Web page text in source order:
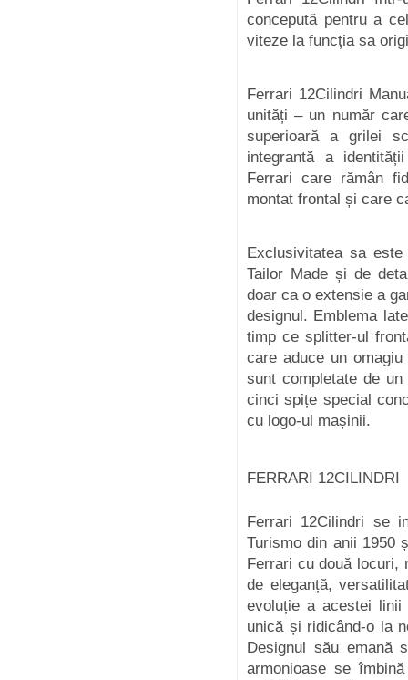
concepută pentru a
viteze la funcția sa
Ferrari 12Cilindri
unități – un număr
superioară a grilei
integrantă a
Ferrari care rămân
montat frontal și care
Exclusivitatea sa
Tailor Made și de
doar ca o extensie a
designul. Emblema
timp ce splitter-ul
care aduce un
sunt completate de
cinci spițe special
cu logo-ul mașinii.
FERRARI 12CILINDRI
Ferrari 12Cilindri se
Turismo din anii 1950
Ferrari cu două locuri,
de eleganță,
evoluție a acestei linii
unică și ridicând-o la
Designul său emană
armonioase se